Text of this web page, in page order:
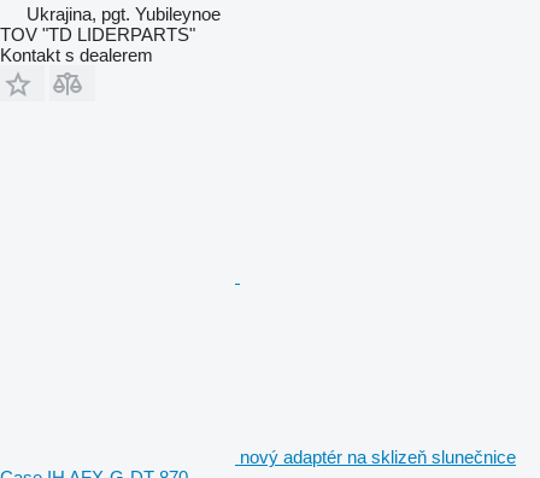
Ukrajina, pgt. Yubileynoe
TOV "TD LIDERPARTS"
Kontakt s dealerem
nový adaptér na sklizeň slunečnice